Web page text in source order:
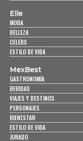
Elle
MODA
BELLEZA
CELEBS
ESTILO DE VIDA
MexBest
GASTRONOMÍA
BEBIDAS
VIAJES Y DESTINOS
PERSONAJES
BIENESTAR
ESTILO DE VIDA
JURADO